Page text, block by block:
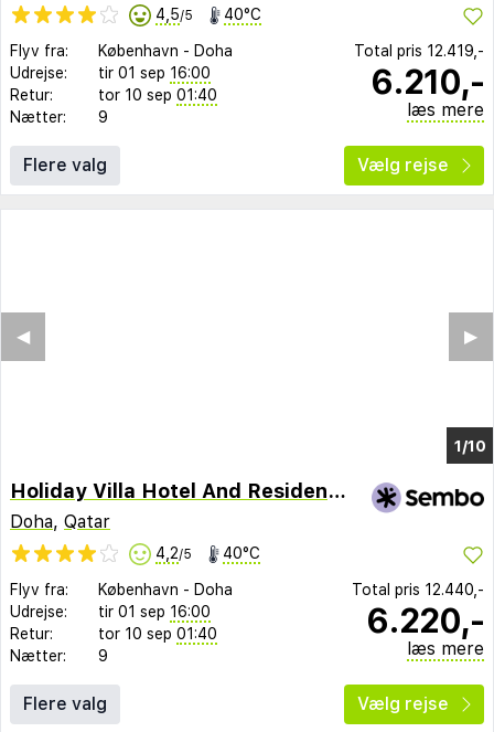
4,5/5 40°C
Flyv fra: København - Doha
Udrejse:
tir 01 sep 16:00
Retur:
tor 10 sep 01:40
Nætter:
9
Total pris 12.419,-
6.210,-
læs mere
Flere valg Vælg rejse
1/3
▶︎
◀︎
Holiday Villa Hotel And Residence City Centre Doha
Doha, Qatar
4,2/5 40°C
Flyv fra: København - Doha
Udrejse:
tir 01 sep 16:00
Retur:
tor 10 sep 01:40
Nætter:
9
Total pris 12.440,-
6.220,-
læs mere
Flere valg Vælg rejse